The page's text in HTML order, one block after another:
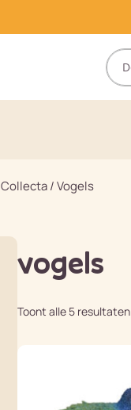
Collecta/Vogels
vogels
Toont alle 5 resultaten